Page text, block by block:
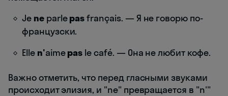
Je neparlepasfrançais. — Я не говорю по-
французски.
Elle n'aimepas le café. — Она не любит кофе.
Важно отметить, что перед гласными звуками
происходит элизия, и "ne" превращается в "n'"